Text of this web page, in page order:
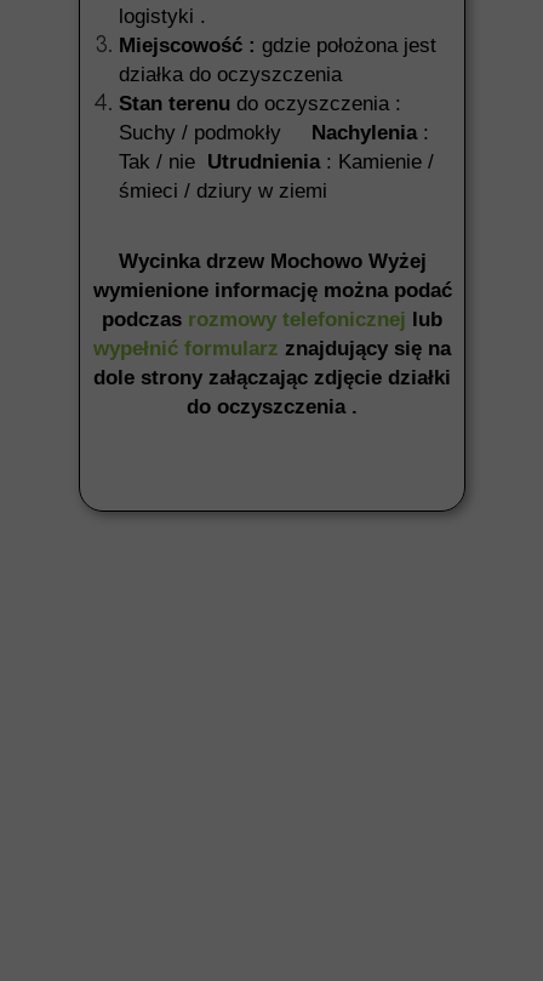
logistyki .
Miejscowość : gdzie położona jest
działka do oczyszczenia
Stan terenu do oczyszczenia :
Suchy / podmokły Nachylenia:
Tak / nie Utrudnienia: Kamienie /
śmieci / dziury w ziemi
Wycinka drzew Mochowo Wyżej
wymienione informację można podać
podczas rozmowy telefonicznej lub
wypełnić formularz znajdujący się na
dole strony załączając zdjęcie działki
do oczyszczenia .